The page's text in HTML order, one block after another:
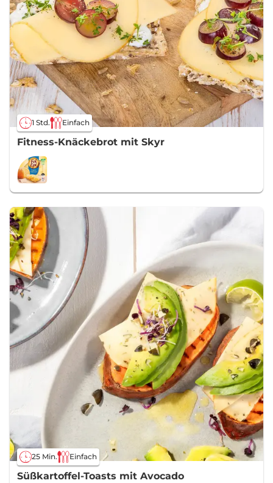
1 Std. Einfach
Fitness-Knäckebrot mit Skyr
25 Min. Einfach
Süßkartoffel-Toasts mit Avocado